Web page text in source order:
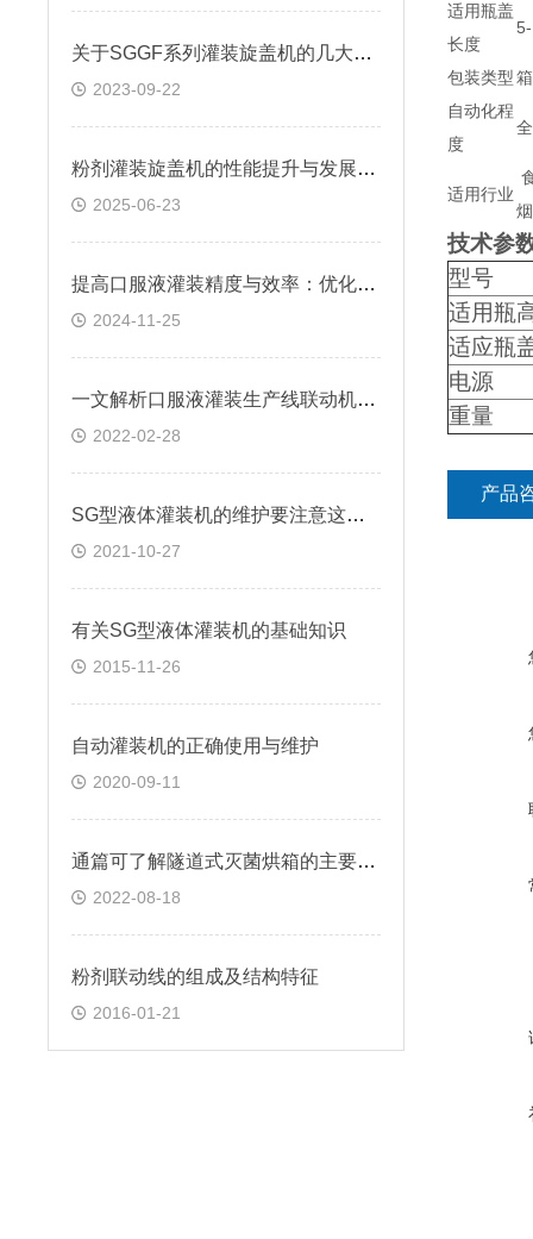
适用瓶盖
长度
包装类型箱
自动化程
度
适用行业
技术参
型号
适用瓶
适应瓶
电源
重量
产品
关于SGGF系列灌装旋盖机的几大特点
2023-09-22
粉剂灌装旋盖机的性能提升与发展趋势
2025-06-23
提高口服液灌装精度与效率：优化灌装机的操作技巧
2024-11-25
一文解析口服液灌装生产线联动机组具有哪些性能特点？
2022-02-28
SG型液体灌装机的维护要注意这几点
2021-10-27
有关SG型液体灌装机的基础知识
2015-11-26
自动灌装机的正确使用与维护
2020-09-11
通篇可了解隧道式灭菌烘箱的主要结构特征
2022-08-18
粉剂联动线的组成及结构特征
2016-01-21